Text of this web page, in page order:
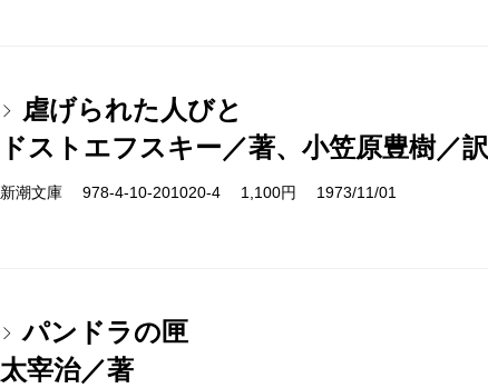
虐げられた人びと
ドストエフスキー／著、小笠原豊樹／訳
新潮文庫 978-4-10-201020-4 1,100円 1973/11/01
パンドラの匣
太宰治／著